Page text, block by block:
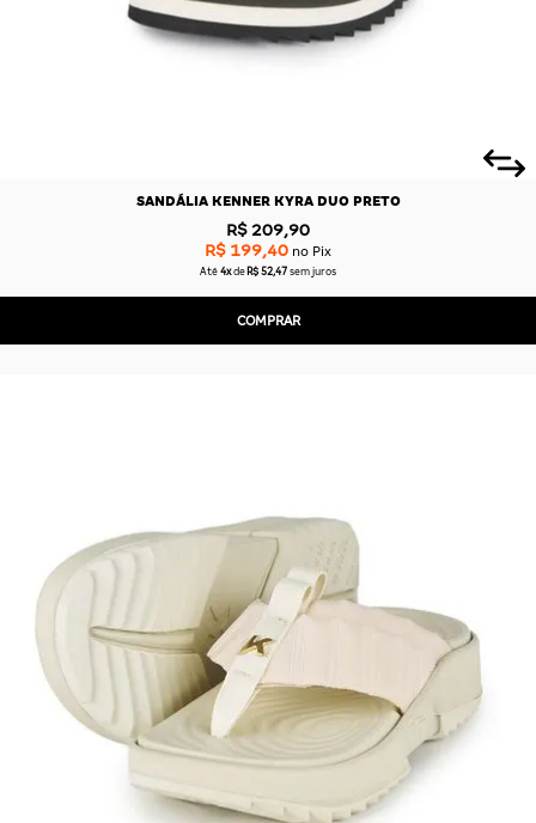
SANDÁLIA KENNER KYRA DUO PRETO
R$ 209,90
R$ 199,40 no Pix
Até 4x de R$ 52,47 sem juros
COMPRAR